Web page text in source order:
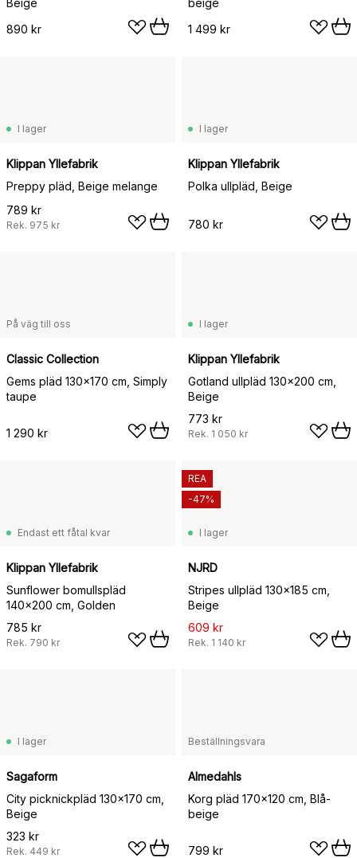
Beige
890 kr
beige
1 499 kr
I lager
Klippan Yllefabrik
Preppy pläd, Beige melange
789 kr
Rek. 975 kr
I lager
Klippan Yllefabrik
Polka ullpläd, Beige
780 kr
På väg till oss
Classic Collection
Gems pläd 130x170 cm, Simply
taupe
1 290 kr
I lager
Klippan Yllefabrik
Gotland ullpläd 130x200 cm,
Beige
773 kr
Rek. 1 050 kr
Endast ett fåtal kvar
Klippan Yllefabrik
Sunflower bomullspläd
140x200 cm, Golden
785 kr
Rek. 790 kr
I lager
NJRD
Stripes ullpläd 130x185 cm,
Beige
609 kr
Rek. 1 140 kr
REA
-47%
I lager
Sagaform
City picknickpläd 130x170 cm,
Beige
323 kr
Rek. 449 kr
Beställningsvara
Almedahls
Korg pläd 170x120 cm, Blå-
beige
799 kr